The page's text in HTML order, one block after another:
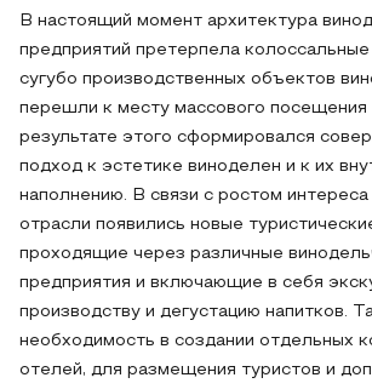
В настоящий момент архитектура
предприятий претерпела
сугубо производственных объектов
перешли к месту массового посещения
результате этого сформировался
подход к эстетике виноделен и к их
наполнению. В связи с ростом интереса
отрасли появились новые
проходящие через различные
предприятия и включающие в себя
производству и дегустацию напитков.
необходимость в создании отдельных
отелей, для размещения туристов и